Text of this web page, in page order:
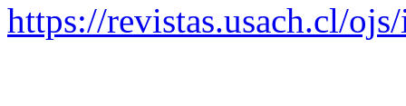
https://revistas.usach.cl/